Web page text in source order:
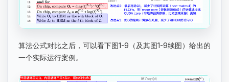
算法公式对比之后，可以看下图1-9（及其图1-9续图）给出的
一个实际运行案例。